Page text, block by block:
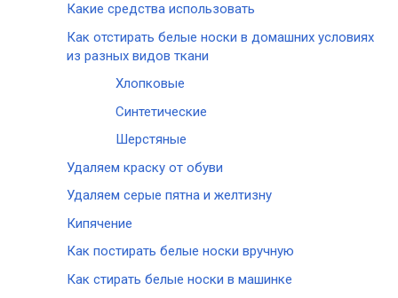
Какие средства использовать
Как отстирать белые носки в домашних условиях
из разных видов ткани
Хлопковые
Синтетические
Шерстяные
Удаляем краску от обуви
Удаляем серые пятна и желтизну
Кипячение
Как постирать белые носки вручную
Как стирать белые носки в машинке